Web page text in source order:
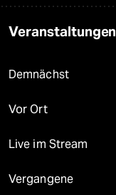
Veranstaltungen
Demnächst
Vor Ort
Live im Stream
Vergangene